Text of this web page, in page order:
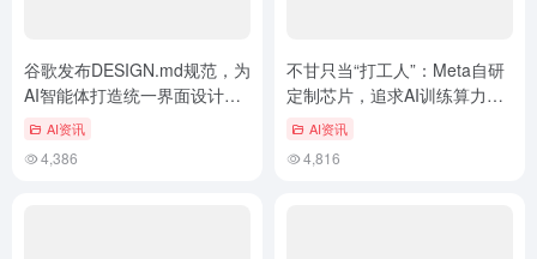
谷歌发布DESIGN.md规范，为
AI智能体打造统一界面设计标
准 AI资讯
4,386
不甘只当“打工人”：Meta自研
定制芯片，追求AI训练算力自
主 AI资讯
4,816